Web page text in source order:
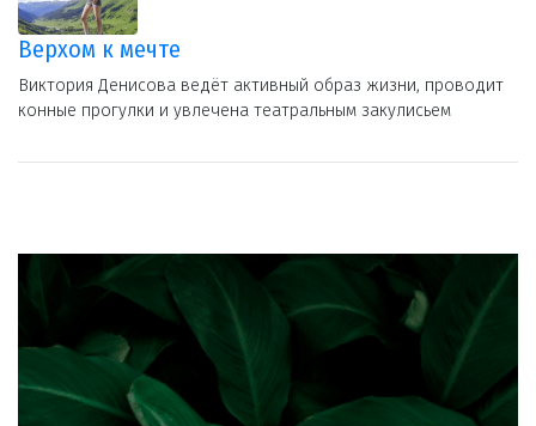
Верхом к мечте
Виктория Денисова ведёт активный образ жизни, проводит
конные прогулки и увлечена театральным закулисьем